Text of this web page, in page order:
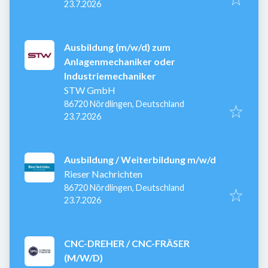
Veröffentlicht
23.7.2026
Ausbildung (m/w/d) zum
Anlagenmechaniker oder
Industriemechaniker
STW GmbH
86720 Nördlingen, Deutschland
Veröffentlicht
23.7.2026
Ausbildung / Weiterbildung m/w/d
Rieser Nachrichten
86720 Nördlingen, Deutschland
Veröffentlicht
23.7.2026
CNC-DREHER / CNC-FRÄSER
(M/W/D)